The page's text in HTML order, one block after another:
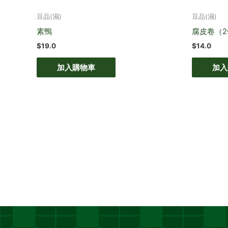
豆品(濕)
素鴨
$19.0
加入購物車
豆品(濕)
腐皮卷（
$14.0
加